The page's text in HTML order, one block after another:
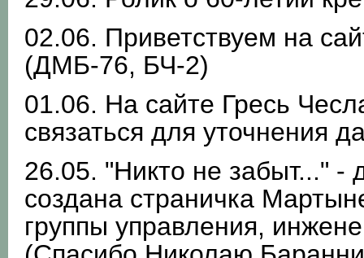
02.06. Приветствуем на
(ДМБ-76, БЧ-2)
01.06. На сайте Гресь
связаться для уточнения
26.05. "Никто не забыт..." -
создана страничка
группы управления,